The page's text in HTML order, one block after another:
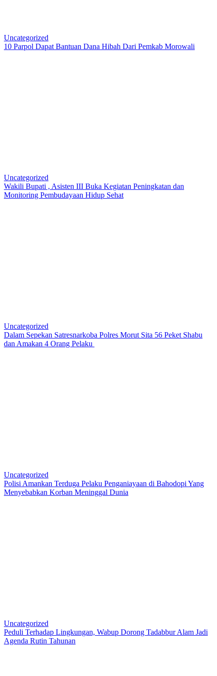
Uncategorized
10 Parpol Dapat Bantuan Dana Hibah Dari Pemkab Morowali
Uncategorized
Wakili Bupati , Asisten III Buka Kegiatan Peningkatan dan
Monitoring Pembudayaan Hidup Sehat
Uncategorized
Dalam Sepekan Satresnarkoba Polres Morut Sita 56 Peket Shabu
dan Amakan 4 Orang Pelaku
Uncategorized
Polisi Amankan Terduga Pelaku Penganiayaan di Bahodopi Yang
Menyebabkan Korban Meninggal Dunia
Uncategorized
Peduli Terhadap Lingkungan, Wabup Dorong Tadabbur Alam Jadi
Agenda Rutin Tahunan